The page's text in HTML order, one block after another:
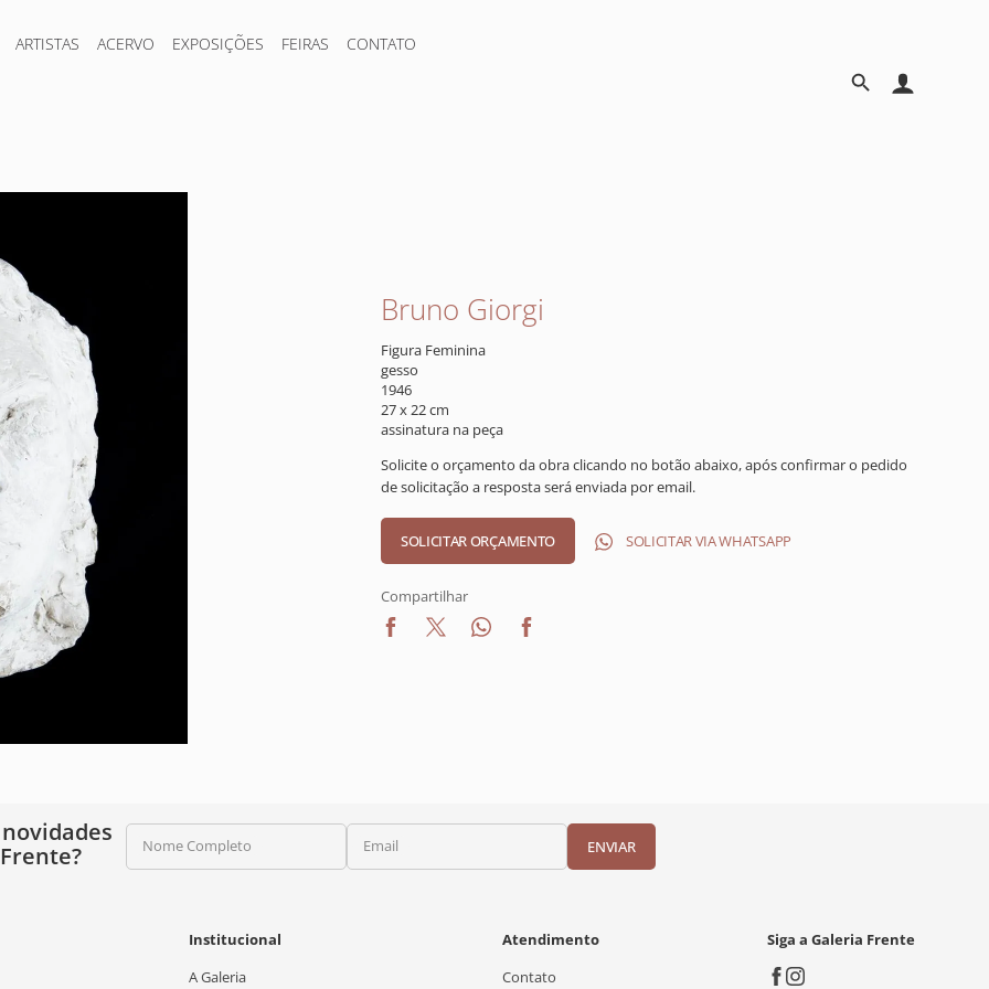
ARTISTAS ACERVO EXPOSIÇÕES FEIRAS CONTATO
Bruno Giorgi
Figura Feminina
gesso
1946
27 x 22 cm
assinatura na peça
Solicite o orçamento da obra clicando no botão abaixo, após confirmar o pedido
de solicitação a resposta será enviada por email.
SOLICITAR VIA WHATSAPP
Compartilhar
Nome Completo Email ENVIAR
Institucional
A Galeria
Atendimento
Contato
Siga a Galeria Frente